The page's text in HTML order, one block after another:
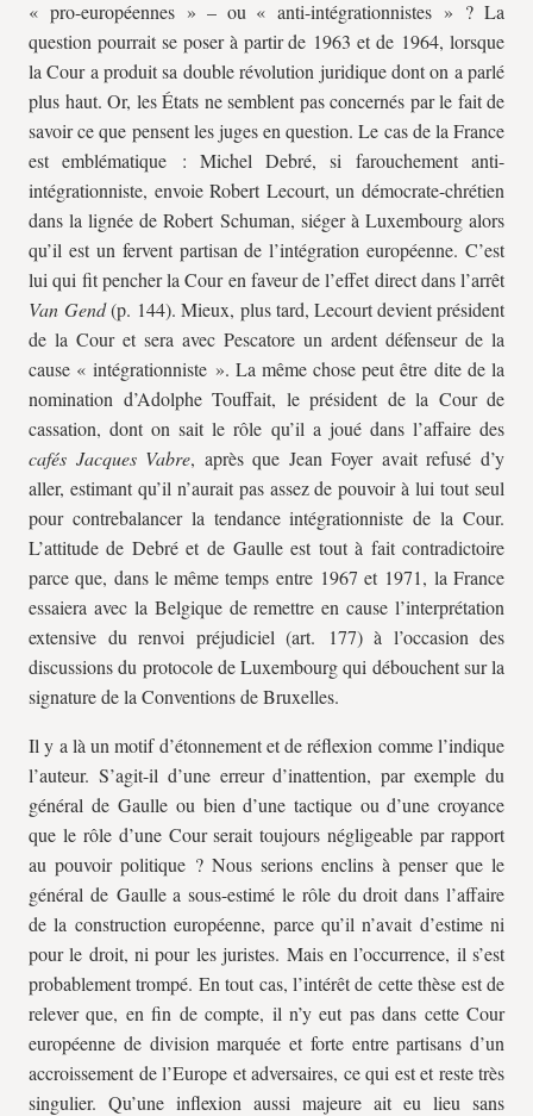
« pro-européennes » – ou « anti-intégrationnistes » ? La
question pourrait se poser à partir de 1963 et de 1964, lorsque
la Cour a produit sa double révolution juridique dont on a parlé
plus haut. Or, les États ne semblent pas concernés par le fait de
savoir ce que pensent les juges en question. Le cas de la France
est emblématique : Michel Debré, si farouchement anti-
intégrationniste, envoie Robert Lecourt, un démocrate-chrétien
dans la lignée de Robert Schuman, siéger à Luxembourg alors
qu’il est un fervent partisan de l’intégration européenne. C’est
lui qui fit pencher la Cour en faveur de l’effet direct dans l’arrêt
Van Gend(p. 144). Mieux, plus tard, Lecourt devient président
de la Cour et sera avec Pescatore un ardent défenseur de la
cause « intégrationniste ». La même chose peut être dite de la
nomination d’Adolphe Touffait, le président de la Cour de
cassation, dont on sait le rôle qu’il a joué dans l’affaire des
cafés Jacques Vabre, après que Jean Foyer avait refusé d’y
aller, estimant qu’il n’aurait pas assez de pouvoir à lui tout seul
pour contrebalancer la tendance intégrationniste de la Cour.
L’attitude de Debré et de Gaulle est tout à fait contradictoire
parce que, dans le même temps entre 1967 et 1971, la France
essaiera avec la Belgique de remettre en cause l’interprétation
extensive du renvoi préjudiciel (art. 177) à l’occasion des
discussions du protocole de Luxembourg qui débouchent sur la
signature de la Conventions de Bruxelles.
Il y a là un motif d’étonnement et de réflexion comme l’indique
l’auteur. S’agit-il d’une erreur d’inattention, par exemple du
général de Gaulle ou bien d’une tactique ou d’une croyance
que le rôle d’une Cour serait toujours négligeable par rapport
au pouvoir politique ? Nous serions enclins à penser que le
général de Gaulle a sous-estimé le rôle du droit dans l’affaire
de la construction européenne, parce qu’il n’avait d’estime ni
pour le droit, ni pour les juristes. Mais en l’occurrence, il s’est
probablement trompé. En tout cas, l’intérêt de cette thèse est de
relever que, en fin de compte, il n’y eut pas dans cette Cour
européenne de division marquée et forte entre partisans d’un
accroissement de l’Europe et adversaires, ce qui est et reste très
singulier. Qu’une inflexion aussi majeure ait eu lieu sans